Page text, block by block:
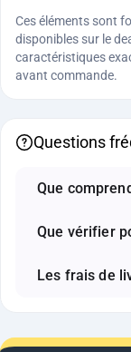
Ces éléments sont
disponibles sur le
caractéristiques
avant commande.
Questions
Que
Que vérifier
Les frais de